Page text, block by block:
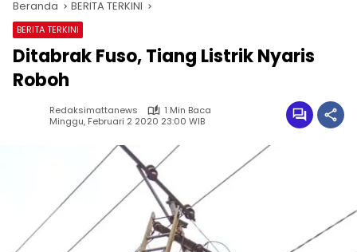
Beranda BERITA TERKINI
BERITA TERKINI
Ditabrak Fuso, Tiang Listrik Nyaris
Roboh
Redaksimattanews
1 Min Baca
Minggu, Februari 2 2020 23:00 WIB